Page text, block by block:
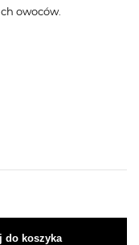
owoców.
do koszyka